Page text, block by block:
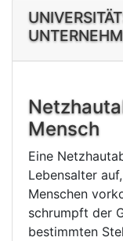
Mensch
Eine
Lebensalter
Menschen
schrumpft der
bestimmten